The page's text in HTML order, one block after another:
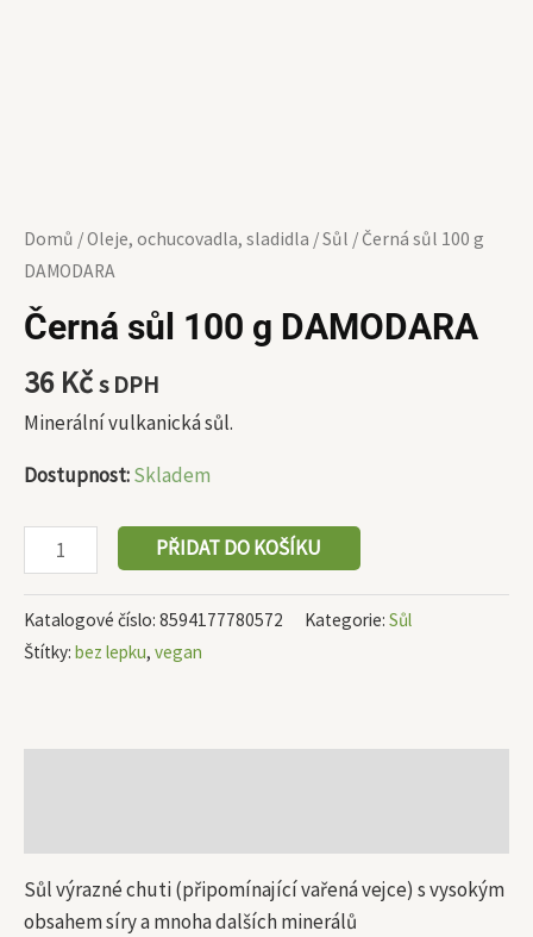
Domů /Oleje, ochucovadla, sladidla /Sůl / Černá sůl 100 g
DAMODARA
Černá sůl 100 g DAMODARA
36 Kčs DPH
Minerální vulkanická sůl.
Dostupnost:Skladem
PŘIDAT DO KOŠÍKU
Katalogové číslo: 8594177780572 Kategorie: Sůl
Štítky: bez lepku, vegan
Sůl výrazné chuti (připomínající vařená vejce) s vysokým
obsahem síry a mnoha dalších minerálů